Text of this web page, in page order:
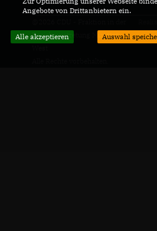
Bezirksvertretung Münster-
Angebote von Drittanbietern ein.
Alle akzeptieren Auswahl